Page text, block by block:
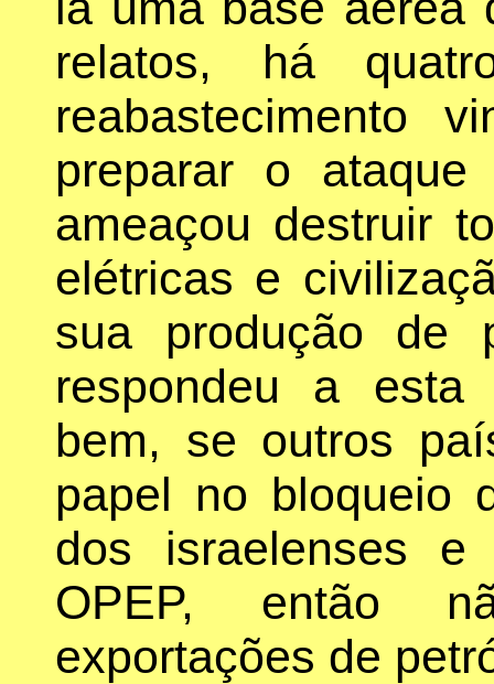
relatos, há
reabastecimento
preparar o
ameaçou destruir
elétricas e
sua produção de
respondeu a esta
bem, se outros
papel no bloqueio
dos israelenses
OPEP, então
exportações de